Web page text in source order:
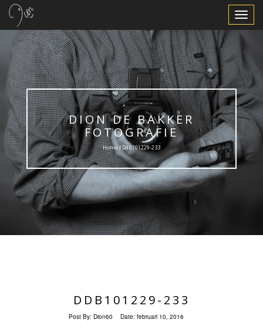
Toggle
DION DE BAKKER
FOTOGRAFIE
Home / DdB101229-233
DDB101229-233
Post By: Dion60 Date: februari 10, 2016